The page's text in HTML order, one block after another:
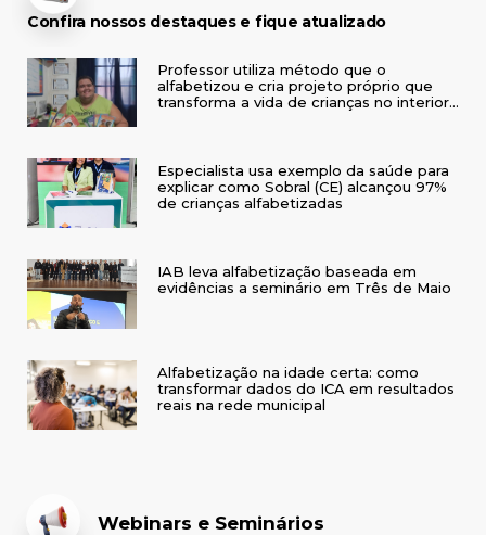
Confira nossos destaques e fique atualizado
Professor utiliza método que o
alfabetizou e cria projeto próprio que
transforma a vida de crianças no interior
Especialista usa exemplo da saúde para
explicar como Sobral (CE) alcançou 97%
de crianças alfabetizadas
IAB leva alfabetização baseada em
evidências a seminário em Três de Maio
Alfabetização na idade certa: como
transformar dados do ICA em resultados
reais na rede municipal
Webinars e Seminários